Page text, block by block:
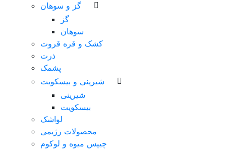
گز و سوهان
گز
سوهان
کشک و قره قروت
ذرت
پشمک
شیرینی و بیسکویت
شیرینی
بیسکویت
لواشک
محصولات رژیمی
چیپس میوه و لوکوم